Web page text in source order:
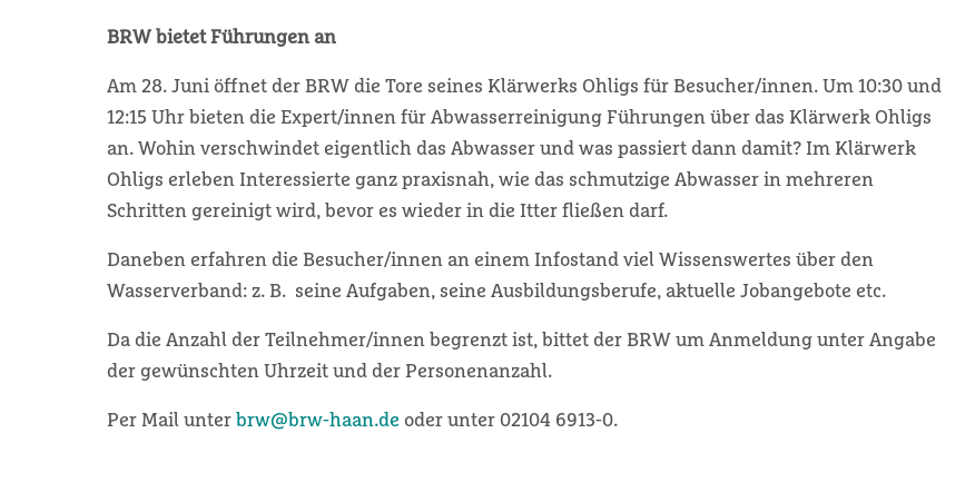
BRW bietet Führungen an
Am 28. Juni öffnet der BRW die Tore seines Klärwerks Ohligs für Besucher/innen. Um 10:30 und
12:15 Uhr bieten die Expert/innen für Abwasserreinigung Führungen über das Klärwerk Ohligs
an. Wohin verschwindet eigentlich das Abwasser und was passiert dann damit? Im Klärwerk
Ohligs erleben Interessierte ganz praxisnah, wie das schmutzige Abwasser in mehreren
Schritten gereinigt wird, bevor es wieder in die Itter fließen darf.
Daneben erfahren die Besucher/innen an einem Infostand viel Wissenswertes über den
Wasserverband: z. B. seine Aufgaben, seine Ausbildungsberufe, aktuelle Jobangebote etc.
Da die Anzahl der Teilnehmer/innen begrenzt ist, bittet der BRW um Anmeldung unter Angabe
der gewünschten Uhrzeit und der Personenanzahl.
Per Mail unter brw@brw-haan.de oder unter 02104 6913-0.